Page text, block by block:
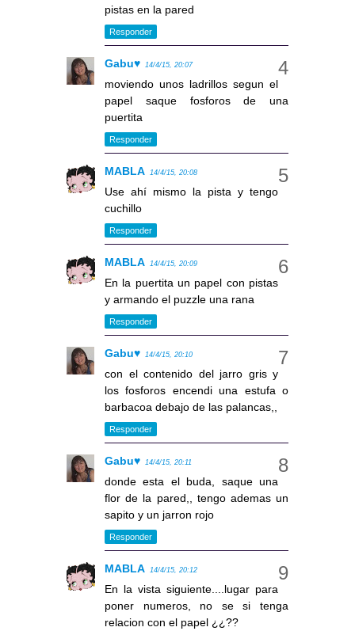
pistas en la pared
Responder
Gabu♥ 14/4/15, 20:07
moviendo unos ladrillos segun el
papel saque fosforos de una
puertita
Responder
MABLA 14/4/15, 20:08
Use ahí mismo la pista y tengo
cuchillo
Responder
MABLA 14/4/15, 20:09
En la puertita un papel con pistas
y armando el puzzle una rana
Responder
Gabu♥ 14/4/15, 20:10
con el contenido del jarro gris y
los fosforos encendi una estufa o
barbacoa debajo de las palancas,,
Responder
Gabu♥ 14/4/15, 20:11
donde esta el buda, saque una
flor de la pared,, tengo ademas un
sapito y un jarron rojo
Responder
MABLA 14/4/15, 20:12
En la vista siguiente....lugar para
poner numeros, no se si tenga
relacion con el papel ¿¿??